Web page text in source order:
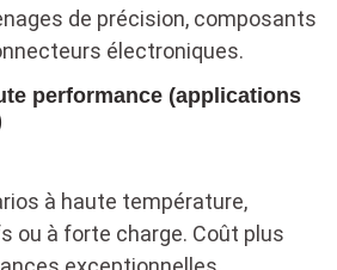
de précision, composants
électroniques.
performance (applications
à haute température,
ou à forte charge. Coût plus